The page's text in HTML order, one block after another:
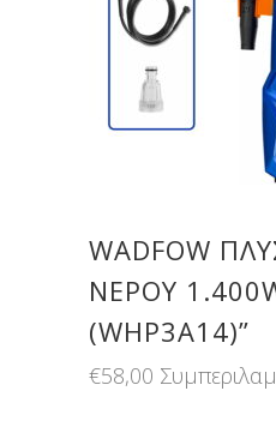
WADFOW
ΝΕΡΟΥ
(WHP3A14)”
€58,00